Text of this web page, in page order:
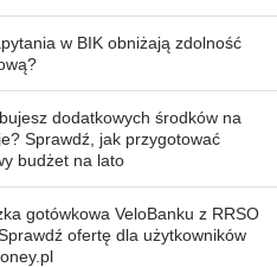
w BIK obniżają zdolność
dodatkowych środków na
Sprawdź, jak przygotować
budżet na lato
gotówkowa VeloBanku z RRSO
ofertę dla użytkowników